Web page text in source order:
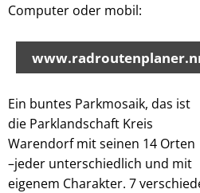
Computer oder mobil:
Ein buntes Parkmosaik, das ist
die Parklandschaft Kreis
Warendorf mit seinen 14 Orten
–jeder unterschiedlich und mit
eigenem Charakter. 7